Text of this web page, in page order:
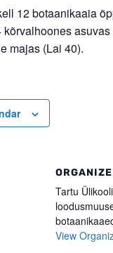
12 botaanikaaia
majas (Lai 40).
Tartu Ülikooli
View